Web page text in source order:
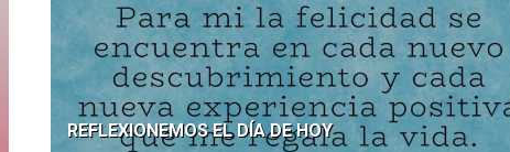
REFLEXIONEMOS EL DÍA DE HOY